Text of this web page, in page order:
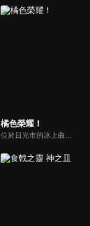
橘色榮耀！
位於日光市的冰上曲棍球隊伍「Dream Monkeys」。由「Dream Monkeys」舉辦的體驗教室吸引了居住在當地的中學生，愛佳 與被她強行拉去的妹妹 彩佳、青梅竹馬的薰子以及真美。同樣是參加者的還有 梨子 與 尚美 的身影。在練習結束後，所有人都被冰上曲棍球的魅力給迷上。並且喊道「下週也再來參加吧」。